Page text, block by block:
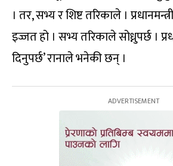
। तर, सभ्य र शिष्ट तरिकाले ।
इज्जत हो । सभ्य तरिकाले सोध्नुपर्छ ।
दिनुपर्छ’ रानाले भनेकी छन् ।